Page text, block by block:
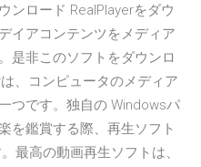
ンロード RealPlayerをダウ
イアコンテンツをメディア
是非このソフトをダウンロ
、コンピュータのメディア
つです。独自の Windowsパ
を鑑賞する際、再生ソフト
最高の動画再生ソフトは、